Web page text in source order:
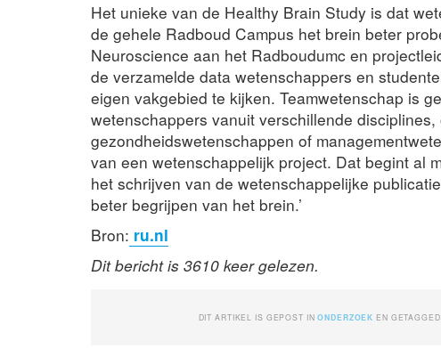
Het unieke van de Healthy Brain Study is dat
de gehele Radboud Campus het brein beter
Neuroscience aan het Radboudumc en
de verzamelde data wetenschappers en
eigen vakgebied te kijken. Teamwetenschap is
wetenschappers vanuit verschillende
gezondheidswetenschappen of
van een wetenschappelijk project. Dat begint al
het schrijven van de wetenschappelijke
beter begrijpen van het brein.’
Bron: ru.nl
Dit bericht is 3610 keer gelezen.
DIT ARTIKEL IS GEPOST INONDERZOEK EN GETAGGED